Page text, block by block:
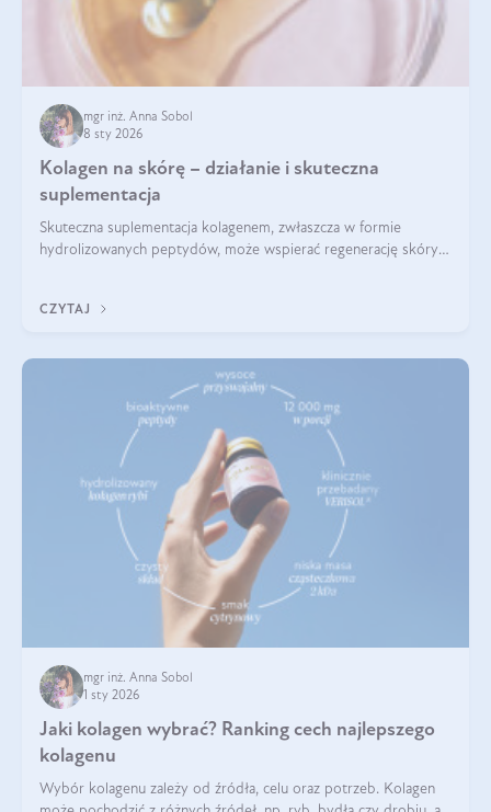
mgr inż. Anna Sobol
8 sty 2026
Kolagen na skórę – działanie i skuteczna
suplementacja
Skuteczna suplementacja kolagenem, zwłaszcza w formie
hydrolizowanych peptydów, może wspierać regenerację skóry i
CZYTAJ
mgr inż. Anna Sobol
1 sty 2026
Jaki kolagen wybrać? Ranking cech najlepszego
kolagenu
Wybór kolagenu zależy od źródła, celu oraz potrzeb. Kolagen